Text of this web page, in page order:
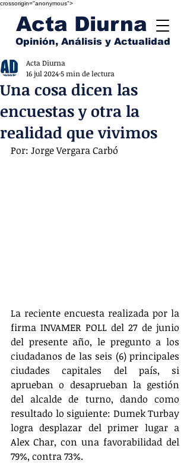
crossorigin="anonymous">
Acta Diurna
Opinión, Análisis y Actualidad
Una cosa dicen las
encuestas y otra la
realidad que vivimos
Acta Diurna
16 jul 20245 min de lectura
Por: Jorge Vergara Carbó
La reciente encuesta realizada por la
firma INVAMER POLL del 27 de junio
del presente año, le pregunto a los
ciudadanos de las seis (6) principales
ciudades capitales del país, si
aprueban o desaprueban la gestión
del alcalde de turno, dando como
resultado lo siguiente: Dumek Turbay
logra desplazar del primer lugar a
Alex Char, con una favorabilidad del
79%, contra 73%.